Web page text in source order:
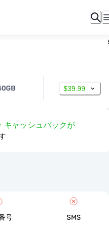
$39.99
ャッシュバックが
号 SMS